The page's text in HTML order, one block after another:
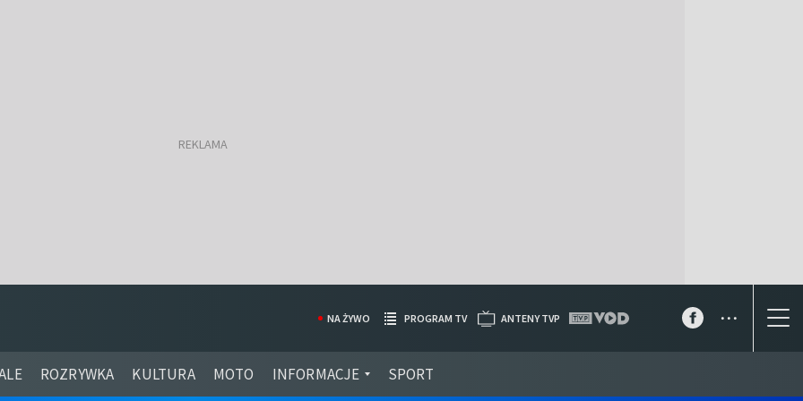
ROZRYWKA KULTURA MOTO INFORMACJE SPORT
NA ŻYWO PROGRAM TV ANTENY TVP ...